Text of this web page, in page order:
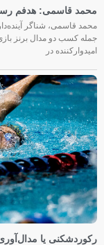
محمد قاسمی: هدفم رسیدن به فینال ۴۰۰ متر
محمد قاسمی، شناگر
جمله کسب دو مدال برنز
امیدوارکننده در
رکوردشکنی یا